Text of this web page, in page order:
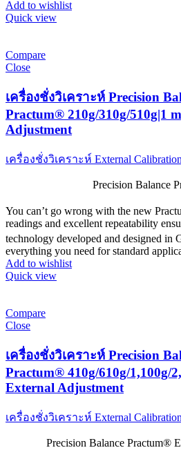
Add to wishlist
Quick view
Compare
Close
เครื่องชั่งวิเคราะห์ Precision
Practum® 210g/310g/510g|1
Adjustment
เครื่องชั่งวิเคราะห์ External
Precision Balance
You can’t go wrong with the new
readings and excellent repeatability
technology developed and designed in
everything you need for standard
Add to wishlist
Quick view
Compare
Close
เครื่องชั่งวิเคราะห์ Precision
Practum® 410g/610g/1,100g/
External Adjustment
เครื่องชั่งวิเคราะห์ External
Precision Balance Practum®